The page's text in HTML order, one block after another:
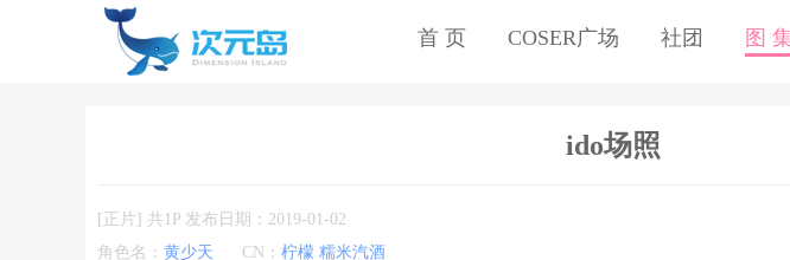
首 页 COSER广场 社团 图
ido场照
[正片] 共1P 发布日期：2019-01-02
角色名： 黄少天 CN： 柠檬 糯米汽酒